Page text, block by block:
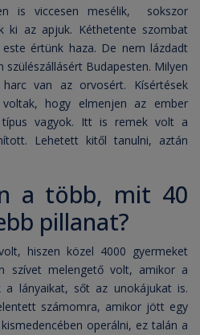
is viccesen mesélik, sokszor
ki az apjuk. Kéthetente szombat
értünk haza. De nem lázdadt
szülészállásért Budapesten. Milyen
van az orvosért. Kísértések
hogy elmenjen az ember
vagyok. Itt is remek volt a
Lehetett kitől tanulni, aztán
a több, mit 40
pillanat?
hiszen közel 4000 gyermeket
szívet melengető volt, amikor a
lányaikat, sőt az unokájukat is.
számomra, amikor jött egy
operálni, ez talán a